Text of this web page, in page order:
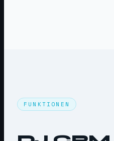
FUNKTIONEN